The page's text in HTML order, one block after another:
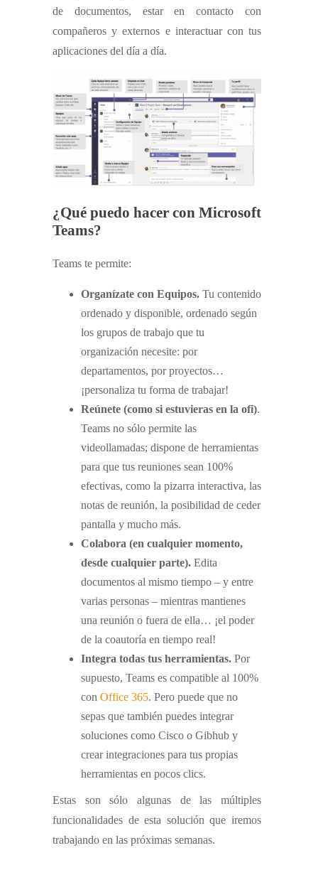
de documentos, estar en contacto con
compañeros y externos e interactuar con tus
aplicaciones del día a día.
¿Qué puedo hacer con Microsoft
Teams?
Teams te permite:
Organízate con Equipos. Tu contenido
ordenado y disponible, ordenado según
los grupos de trabajo que tu
organización necesite: por
departamentos, por proyectos…
¡personaliza tu forma de trabajar!
Reúnete (como si estuvieras en la ofi).
Teams no sólo permite las
videollamadas; dispone de herramientas
para que tus reuniones sean 100%
efectivas, como la pizarra interactiva, las
notas de reunión, la posibilidad de ceder
pantalla y mucho más.
Colabora (en cualquier momento,
desde cualquier parte). Edita
documentos al mismo tiempo – y entre
varias personas – mientras mantienes
una reunión o fuera de ella… ¡el poder
de la coautoría en tiempo real!
Integra todas tus herramientas. Por
supuesto, Teams es compatible al 100%
con Office 365. Pero puede que no
sepas que también puedes integrar
soluciones como Cisco o Gibhub y
crear integraciones para tus propias
herramientas en pocos clics.
Estas son sólo algunas de las múltiples
funcionalidades de esta solución que iremos
trabajando en las próximas semanas.